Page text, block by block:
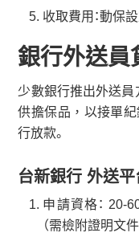
收取費用：動保設
銀行外送員
少數銀行推出外送
供擔保品，以接單
行放款。
台新銀行 外送
申請資格： 20-
（需檢附證明文件